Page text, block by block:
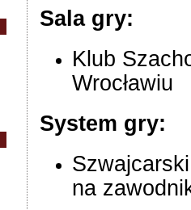
Sala gry:
Klub
Wrocławiu
System gry:
na